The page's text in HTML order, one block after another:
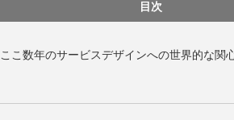
目次
ここ数年のサービスデザインへの世界的な関